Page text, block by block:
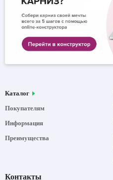
Каталог
Покупателям
Информация
Преимущества
Контакты